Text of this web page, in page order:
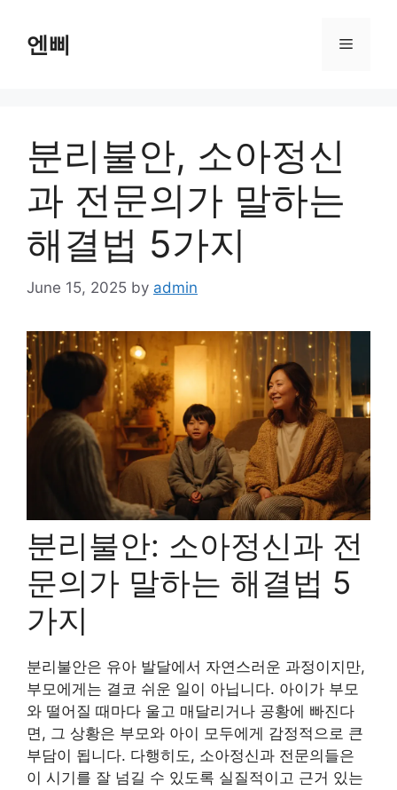
content
엔삐 Menu
분리불안, 소아정신
과 전문의가 말하는
해결법 5가지
June 15, 2025 by admin
분리불안: 소아정신과 전
문의가 말하는 해결법 5
가지
분리불안은 유아 발달에서 자연스러운 과정이지만,
부모에게는 결코 쉬운 일이 아닙니다. 아이가 부모
와 떨어질 때마다 울고 매달리거나 공황에 빠진다
면, 그 상황은 부모와 아이 모두에게 감정적으로 큰
부담이 됩니다. 다행히도, 소아정신과 전문의들은
이 시기를 잘 넘길 수 있도록 실질적이고 근거 있는